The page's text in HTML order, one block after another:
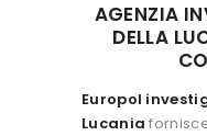
AGENZIA
DELLA
Europol
Lucania